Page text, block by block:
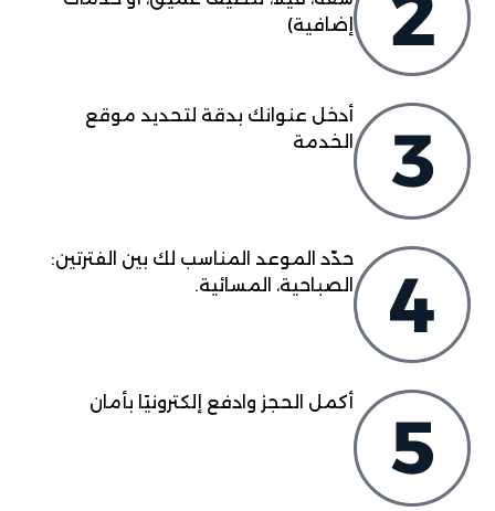
إضافية)
أدخل عنوانك بدقة لتحديد موقع
الخدمة
حدّد الموعد المناسب لك بين الفترتين:
الصباحية، المسائية.
أكمل الحجز وادفع إلكترونيًا بأمان